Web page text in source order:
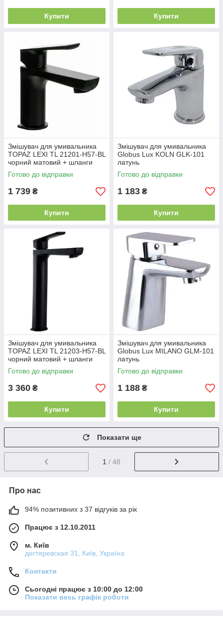
Купити Купити
Змішувач для умивальника
TOPAZ LEXI TL 21201-H57-BL
чорний матовий + шланги
45см
Готово до відправки
1 739 ₴
Купити
Змішувач для умивальника
Globus Lux KOLN GLK-101
латунь
Готово до відправки
1 183 ₴
Купити
Змішувач для умивальника
TOPAZ LEXI TL 21203-H57-BL
чорний матовий + шланги
65см
Готово до відправки
3 360 ₴
Купити
Змішувач для умивальника
Globus Lux MILANO GLM-101
латунь
Готово до відправки
1 188 ₴
Купити
Показати ще
1 / 48
Про нас
94% позитивних з 37 відгуків за рік
Працює з 12.10.2011
м. Київ
дегтяревская 31, Київ, Україна
Контакти
Сьогодні працює з 10:00 до 12:00
Показати весь графік роботи